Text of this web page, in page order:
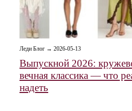
Леди Блог → 2026-05-13
Выпускной 2026:
вечная классика — что
надеть